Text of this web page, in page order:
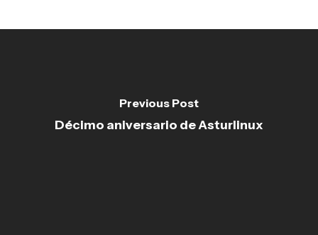
Previous Post
Décimo aniversario de Asturlinux